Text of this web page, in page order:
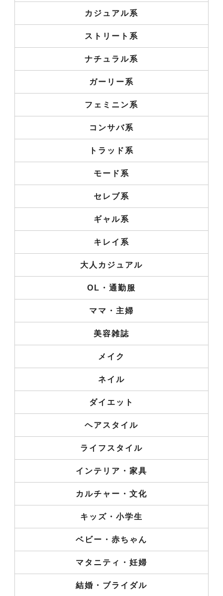
カジュアル系
ストリート系
ナチュラル系
ガーリー系
フェミニン系
コンサバ系
トラッド系
モード系
セレブ系
ギャル系
キレイ系
大人カジュアル
OL・通勤服
ママ・主婦
美容雑誌
メイク
ネイル
ダイエット
ヘアスタイル
ライフスタイル
インテリア・家具
カルチャー・文化
キッズ・小学生
ベビー・赤ちゃん
マタニティ・妊婦
結婚・ブライダル